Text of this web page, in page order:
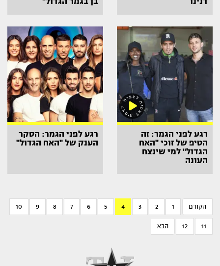
רגע לפני הגמר: זה
הטיפ של זוכי "האח
הגדול" למי שינצח
העונה
רגע לפני הגמר: הסקר
הענק של "האח הגדול"
הקודם 1
2
3
4
5
6
7
8
9
10
11
12 הבא